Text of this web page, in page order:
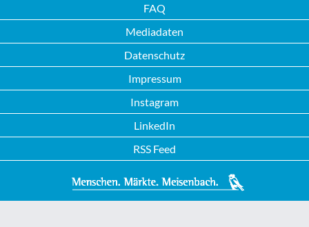
FAQ
Mediadaten
Datenschutz
Impressum
Instagram
LinkedIn
RSS Feed